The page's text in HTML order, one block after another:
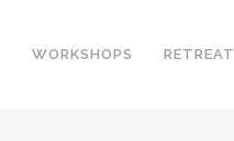
WORKSHOPS RETREAT